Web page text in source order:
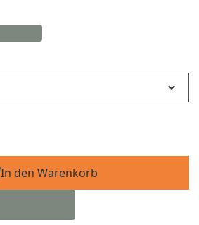
In den Warenkorb